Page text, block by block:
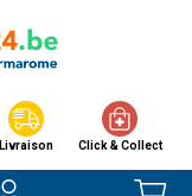
Livraison Click & Collect